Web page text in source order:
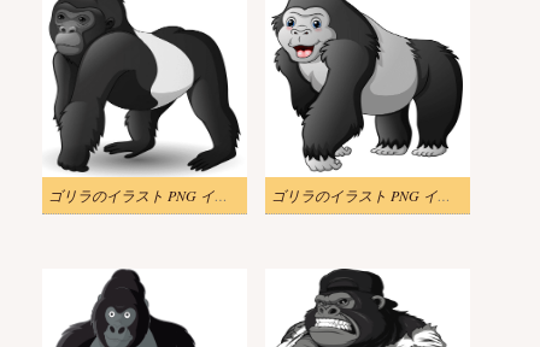
ゴリラのイラスト PNG イメージ ゴリラのイラスト PNG イメージ 2